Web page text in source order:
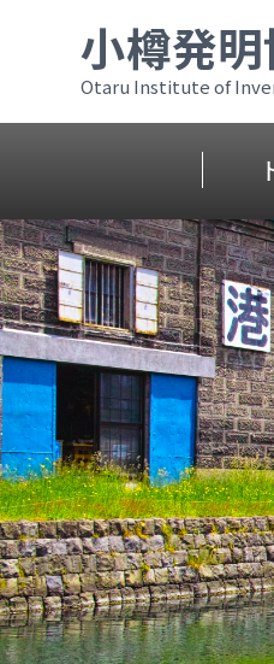
小樽発
Otaru Institute of